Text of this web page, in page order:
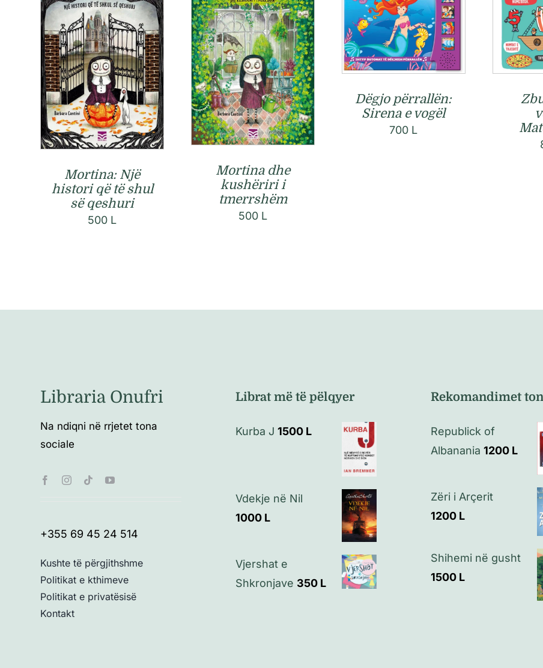
Mortina: Një
histori që të shul
së qeshuri
500 L
Mortina dhe
kushëriri i
tmerrshëm
500 L
Dëgjo përrallën:
Sirena e vogël
700 L
Libraria Onufri
Na ndiqni në rrjetet tona
sociale
+355 69 45 24 514
Kushte të përgjithshme
Politikat e kthimeve
Politikat e privatësisë
Kontakt
Librat më të pëlqyer
Kurba J 1500 L
Vdekje në Nil
1000 L
Vjershat e
Shkronjave 350 L
Rekomandimet
Republick of
Albanania 1200 L
Zëri i Arçerit
1200 L
Shihemi në gusht
1500 L